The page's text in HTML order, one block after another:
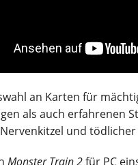
an Karten für
als auch erfahrenen
und
Monster Train 2für PC